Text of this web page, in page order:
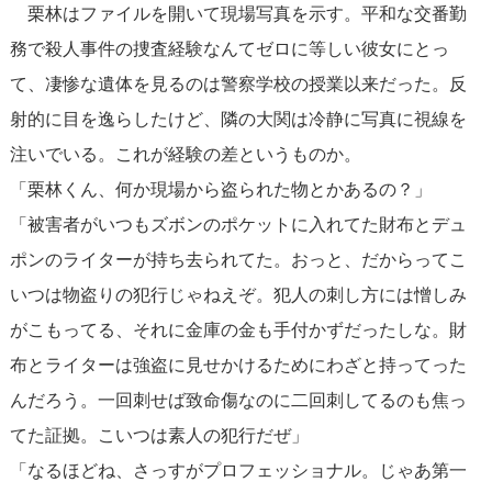
栗林はファイルを開いて現場写真を示す。平和な交番勤
務で殺人事件の捜査経験なんてゼロに等しい彼女にとっ
て、凄惨な遺体を見るのは警察学校の授業以来だった。反
射的に目を逸らしたけど、隣の大関は冷静に写真に視線を
注いでいる。これが経験の差というものか。
「栗林くん、何か現場から盗られた物とかあるの？」
「被害者がいつもズボンのポケットに入れてた財布とデュ
ポンのライターが持ち去られてた。おっと、だからってこ
いつは物盗りの犯行じゃねえぞ。犯人の刺し方には憎しみ
がこもってる、それに金庫の金も手付かずだったしな。財
布とライターは強盗に見せかけるためにわざと持ってった
んだろう。一回刺せば致命傷なのに二回刺してるのも焦っ
てた証拠。こいつは素人の犯行だぜ」
「なるほどね、さっすがプロフェッショナル。じゃあ第一